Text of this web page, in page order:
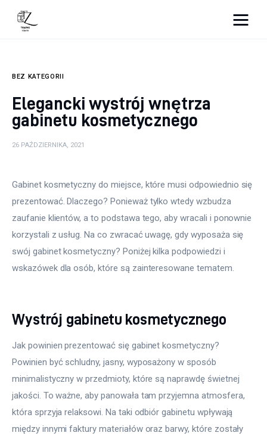
Lifestyle
Zdrowie
Uroda
Więcej
BEZ KATEGORII
Elegancki wystrój wnętrza
gabinetu kosmetycznego
26 PAŹDZIERNIKA, 2021
Gabinet kosmetyczny do miejsce, które musi odpowiednio się
prezentować. Dlaczego? Ponieważ tylko wtedy wzbudza
zaufanie klientów, a to podstawa tego, aby wracali i ponownie
korzystali z usług. Na co zwracać uwagę, gdy wyposaża się
swój gabinet kosmetyczny? Poniżej kilka podpowiedzi i
wskazówek dla osób, które są zainteresowane tematem.
Wystrój gabinetu kosmetycznego
Jak powinien prezentować się gabinet kosmetyczny?
Powinien być schludny, jasny, wyposażony w sposób
minimalistyczny w przedmioty, które są naprawdę świetnej
jakości. To ważne, aby panowała tam przyjemna atmosfera,
która sprzyja relaksowi. Na taki odbiór gabinetu wpływają
między innymi faktury materiałów oraz barwy, które zostały